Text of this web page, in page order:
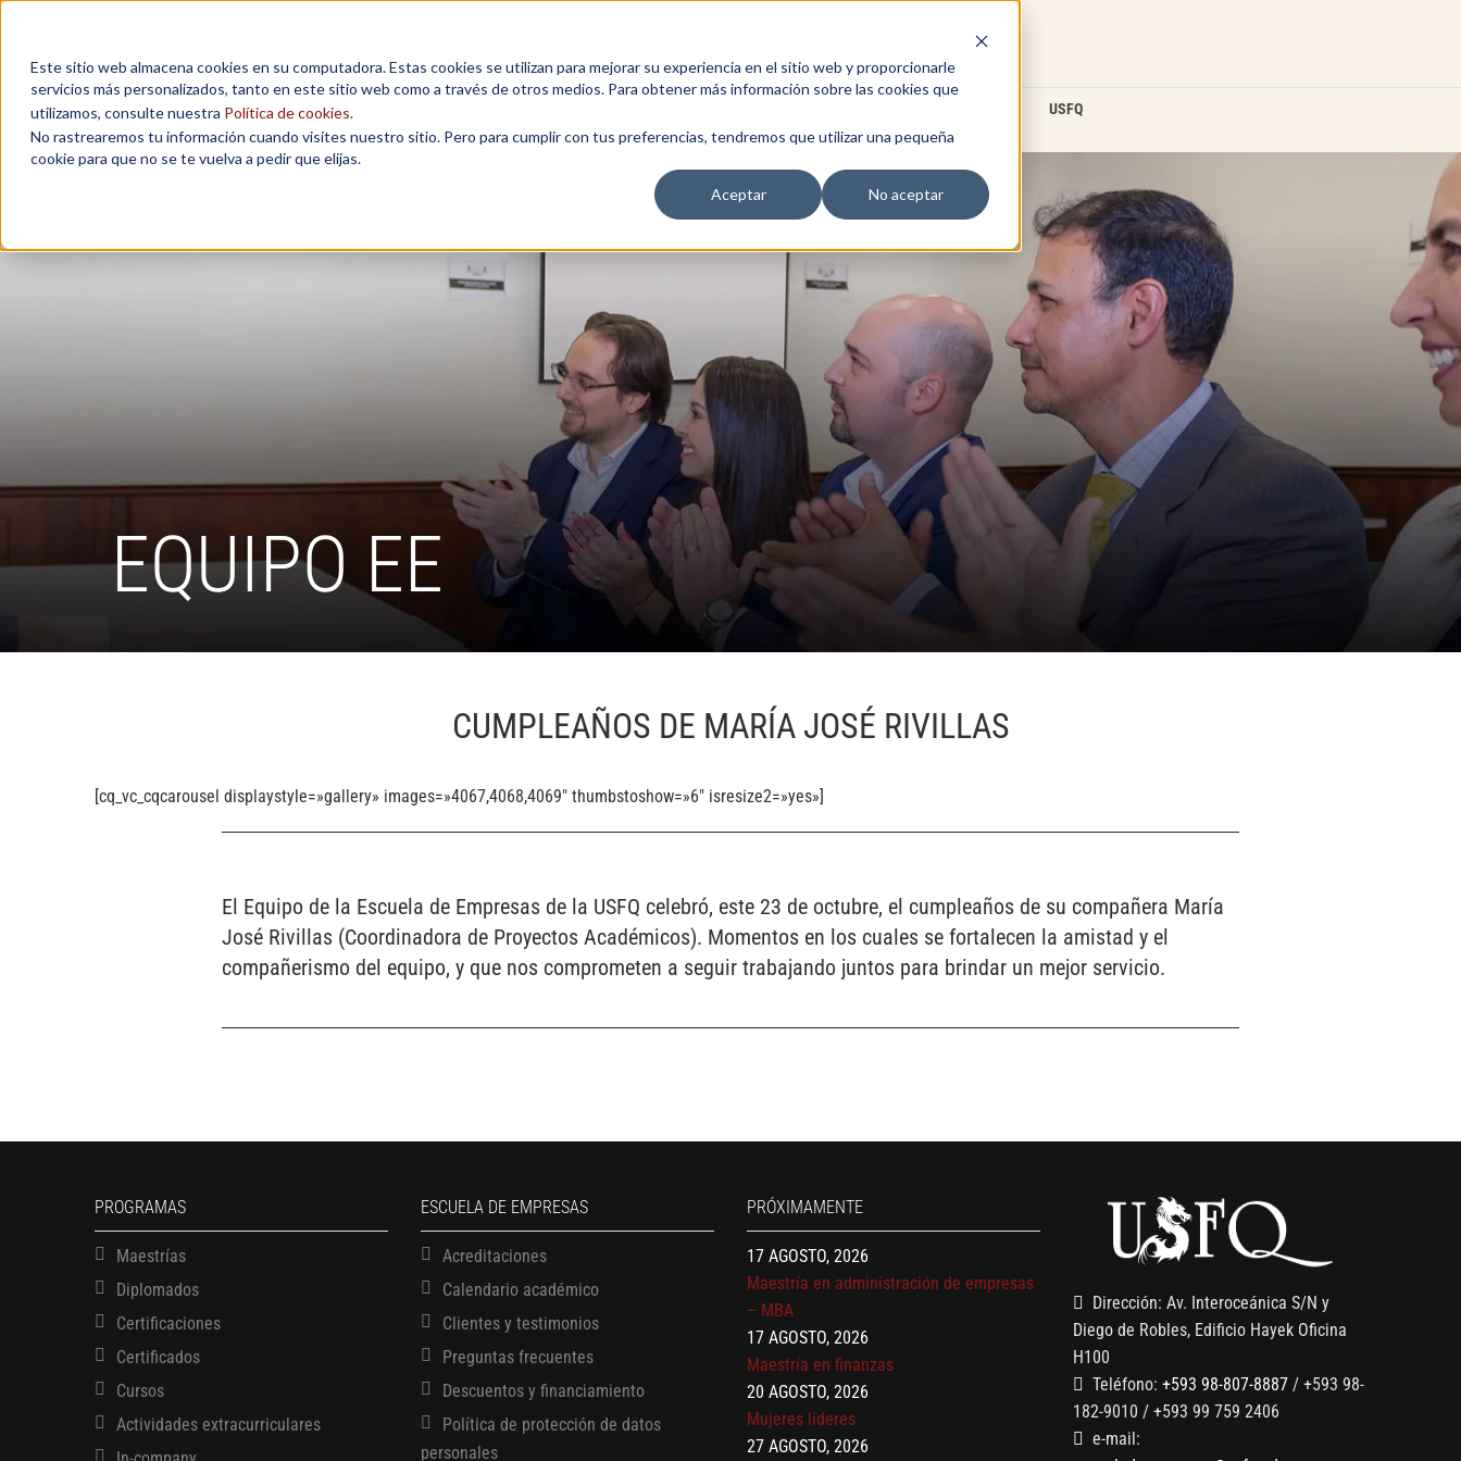
Este sitio web almacena cookies en su computadora. Estas cookies se utilizan para mejorar su experiencia en el sitio web y proporcionarle
servicios más personalizados, tanto en este sitio web como a través de otros medios. Para obtener más información sobre las cookies que
utilizamos, consulte nuestra Política de cookies.
No rastrearemos tu información cuando visites nuestro sitio. Pero para cumplir con tus preferencias, tendremos que utilizar una pequeña
cookie para que no se te vuelva a pedir que elijas.
Aceptar
No aceptar
USFQ
EQUIPO EE
CUMPLEAÑOS DE MARÍA JOSÉ RIVILLAS
[cq_vc_cqcarousel displaystyle=»gallery» images=»4067,4068,4069″ thumbstoshow=»6″ isresize2=»yes»]
El Equipo de la Escuela de Empresas de la USFQ celebró, este 23 de octubre, el cumpleaños de su compañera María
José Rivillas (Coordinadora de Proyectos Académicos). Momentos en los cuales se fortalecen la amistad y el
compañerismo del equipo, y que nos comprometen a seguir trabajando juntos para brindar un mejor servicio.
PROGRAMAS
Maestrías
Diplomados
Certificaciones
Certificados
Cursos
Actividades extracurriculares
ESCUELA DE EMPRESAS
Acreditaciones
Calendario académico
Clientes y testimonios
Preguntas frecuentes
Descuentos y financiamiento
Política de protección de datos
personales
PRÓXIMAMENTE
13 AGOSTO, 2026
17 AGOSTO, 2026
17 AGOSTO, 2026
Maestría en administración de empresas
– MBA
17 AGOSTO, 2026
Maestría en finanzas
20 AGOSTO, 2026
Mujeres líderes
27 AGOSTO, 2026
Dirección: Av. Interoceánica S/N y
Diego de Robles, Edificio Hayek Oficina
H100
Teléfono: +593 98-807-8887 / +593 98-
182-9010 / +593 99 759 2406
e-mail: